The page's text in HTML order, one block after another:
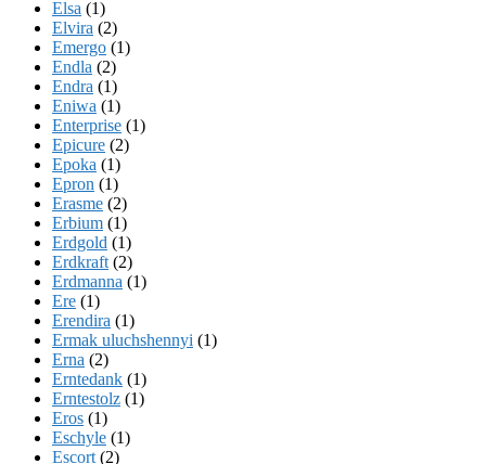
Elsa (1)
Elvira (2)
Emergo (1)
Endla (2)
Endra (1)
Eniwa (1)
Enterprise (1)
Epicure (2)
Epoka (1)
Epron (1)
Erasme (2)
Erbium (1)
Erdgold (1)
Erdkraft (2)
Erdmanna (1)
Ere (1)
Erendira (1)
Ermak uluchshennyi (1)
Erna (2)
Erntedank (1)
Erntestolz (1)
Eros (1)
Eschyle (1)
Escort (2)